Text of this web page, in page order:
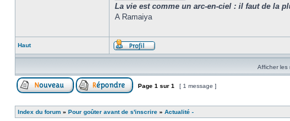
La vie est comme un arc-en-ciel : il faut de la
A Ramaiya
Haut
Afficher les
Page 1 sur 1 [ 1 message ]
Index du forum » Pour goûter avant de s'inscrire » Actualité -